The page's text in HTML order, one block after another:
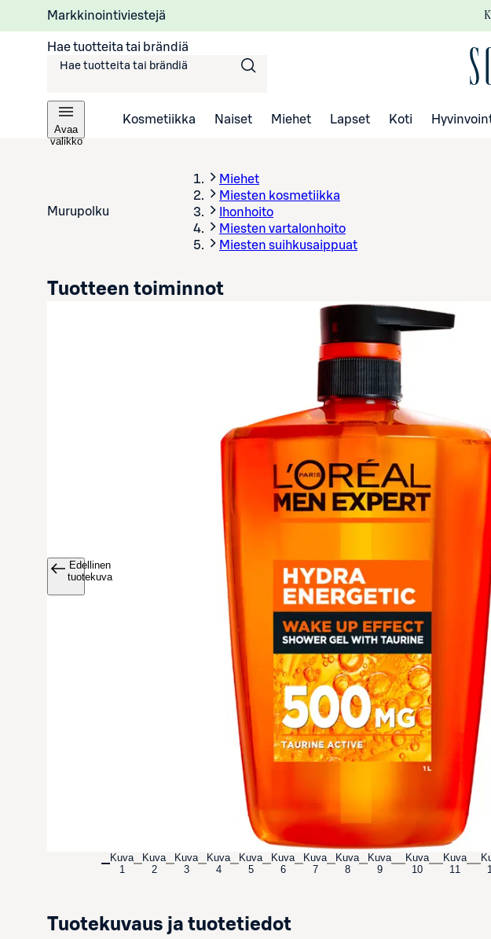
Markkinointiviestejä
Hae tuotteita tai brändiä
Avaa
valikko
Kosmetiikka Naiset Miehet Lapset Koti
Murupolku
Miehet
Miesten kosmetiikka
Ihonhoito
Miesten vartalonhoito
Miesten suihkusaippuat
Avaa tuotekuva suurennettuna
Edellinen
tuotekuva
Kuva
1
Kuva
2
Kuva
3
Kuva
4
Kuva
5
Kuva
6
Kuva
7
Kuva
8
Kuva
9
Kuva
10
Kuva
11
Tuotteen toiminnot
Tuotekuvaus ja tuotetiedot